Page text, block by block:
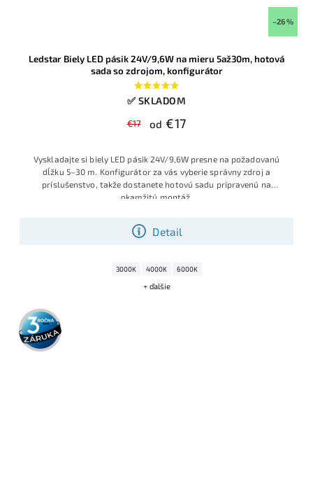
–26 %
Ledstar Biely LED pásik 24V/9,6W na mieru 5až30m, hotová
sada so zdrojom, konfigurátor
✅ SKLADOM
€17 od €17
Detail
Vyskladajte si biely LED pásik 24V/9,6W presne na požadovanú
dĺžku 5–30 m. Konfigurátor za vás vyberie správny zdroj a
príslušenstvo, takže dostanete hotovú sadu pripravenú na
okamžitú montáž
3000K 4000K 6000K
+ ďalšie
3 roky
záruka